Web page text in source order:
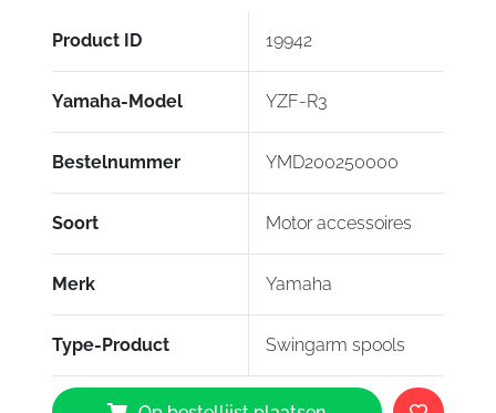
• Recommended to use with optional R SERIES
PADDOCK STAND YMD200204100
Product ID 19942
Yamaha-Model YZF-R3
Bestelnummer YMD200250000
Soort Motor accessoires
Merk Yamaha
Type-Product Swingarm spools
Yamaha